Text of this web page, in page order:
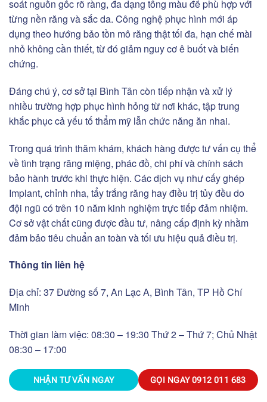
soát nguồn gốc rõ ràng, đa dạng tông màu để phù hợp với
từng nền răng và sắc da. Công nghệ phục hình mới áp
dụng theo hướng bảo tồn mô răng thật tối đa, hạn chế mài
nhỏ không cần thiết, từ đó giảm nguy cơ ê buốt và biến
chứng.
Đáng chú ý, cơ sở tại Bình Tân còn tiếp nhận và xử lý
nhiều trường hợp phục hình hỏng từ nơi khác, tập trung
khắc phục cả yếu tố thẩm mỹ lẫn chức năng ăn nhai.
Trong quá trình thăm khám, khách hàng được tư vấn cụ thể
về tình trạng răng miệng, phác đồ, chi phí và chính sách
bảo hành trước khi thực hiện. Các dịch vụ như cấy ghép
Implant, chỉnh nha, tẩy trắng răng hay điều trị tủy đều do
đội ngũ có trên 10 năm kinh nghiệm trực tiếp đảm nhiệm.
Cơ sở vật chất cũng được đầu tư, nâng cấp định kỳ nhằm
đảm bảo tiêu chuẩn an toàn và tối ưu hiệu quả điều trị.
Thông tin liên hệ
Địa chỉ: 37 Đường số 7, An Lạc A, Bình Tân, TP Hồ Chí
Minh
Thời gian làm việc: 08:30 – 19:30 Thứ 2 – Thứ 7; Chủ Nhật
08:30 – 17:00
NHẬN TƯ VẤN NGAY GỌI NGAY0912 011 683